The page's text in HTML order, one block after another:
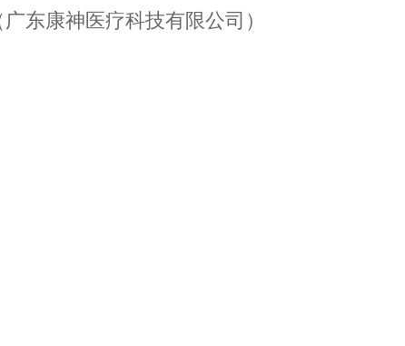
广东康神医疗科技有限公司）